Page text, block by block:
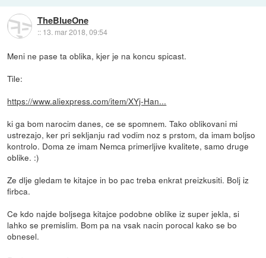
TheBlueOne
:: 13. mar 2018, 09:54
Meni ne pase ta oblika, kjer je na koncu spicast.
Tile:
https://www.aliexpress.com/item/XYj-Han...
ki ga bom narocim danes, ce se spomnem. Tako oblikovani mi
ustrezajo, ker pri sekljanju rad vodim noz s prstom, da imam boljso
kontrolo. Doma ze imam Nemca primerljive kvalitete, samo druge
oblike. :)
Ze dlje gledam te kitajce in bo pac treba enkrat preizkusiti. Bolj iz
firbca.
Ce kdo najde boljsega kitajce podobne oblike iz super jekla, si
lahko se premislim. Bom pa na vsak nacin porocal kako se bo
obnesel.